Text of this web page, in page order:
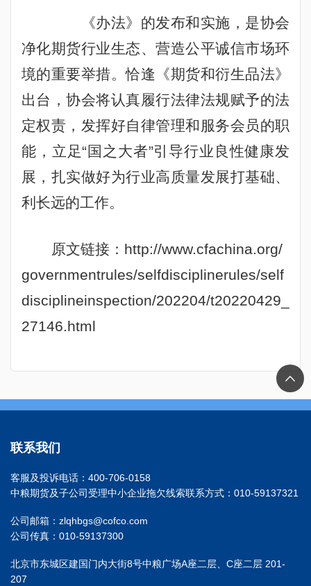
《办法》的发布和实施，是协会
净化期货行业生态、营造公平诚信市场环
境的重要举措。恰逢《期货和衍生品法》
出台，协会将认真履行法律法规赋予的法
定权责，发挥好自律管理和服务会员的职
能，立足“国之大者”引导行业良性健康发
展，扎实做好为行业高质量发展打基础、
利长远的工作。
原文链接： http://www.cfachina.org/
governmentrules/selfdisciplinerules/self
disciplineinspection/202204/t20220429_
27146.html
联系我们
客服及投诉电话：400-706-0158
中粮期货及子公司受理中小企业拖欠线索联系方式：010-59137321
公司邮箱：zlqhbgs@cofco.com
公司传真：010-59137300
北京市东城区建国门内大街8号中粮广场A座二层、C座二层 201-
207